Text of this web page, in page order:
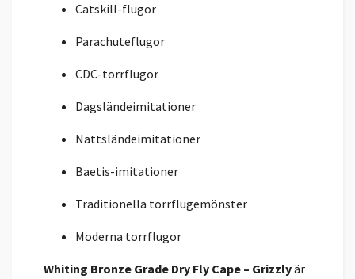
Catskill-flugor
Parachuteflugor
CDC-torrflugor
Dagsländeimitationer
Nattsländeimitationer
Baetis-imitationer
Traditionella torrflugemönster
Moderna torrflugor
Whiting Bronze Grade Dry Fly Cape – Grizzlyär